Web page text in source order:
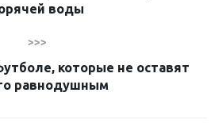
воды
>>>
которые не оставят
равнодушным